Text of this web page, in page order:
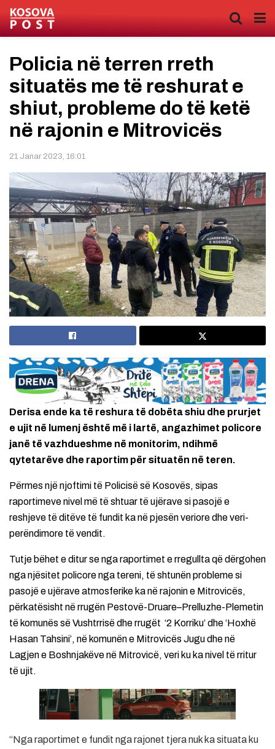
Policia në terren rreth
situatës me të reshurat e
shiut, probleme do të ketë
në rajonin e Mitrovicës
21 Janar 2023, 16:01
Derisa ende ka të reshura të dobëta shiu dhe prurjet
e ujit në lumenj është më i lartë, angazhimet policore
janë të vazhdueshme në monitorim, ndihmë
qytetarëve dhe raportim për situatën në teren.
Përmes një njoftimi të Policisë së Kosovës, sipas
raportimeve nivel më të shtuar të ujërave si pasojë e
reshjeve të ditëve të fundit ka në pjesën veriore dhe veri-
perëndimore të vendit.
Tutje bëhet e ditur se nga raportimet e rregullta që dërgohen
nga njësitet policore nga tereni, të shtunën probleme si
pasojë e ujërave atmosferike ka në rajonin e Mitrovicës,
përkatësisht në rrugën Pestovë-Druare–Prelluzhe-Plemetin
të komunës së Vushtrrisë dhe rrugët ‘2 Korriku’ dhe ‘Hoxhë
Hasan Tahsini’, në komunën e Mitrovicës Jugu dhe në
Lagjen e Boshnjakëve në Mitrovicë, veri ku ka nivel të rritur
të ujit.
“Nga raportimet e fundit nga rajonet tjera nuk ka situata ku